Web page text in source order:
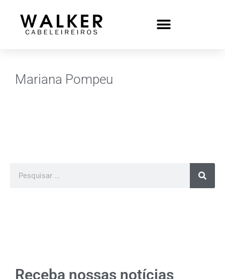
Mariana Pompeu
Receba nossas notícias